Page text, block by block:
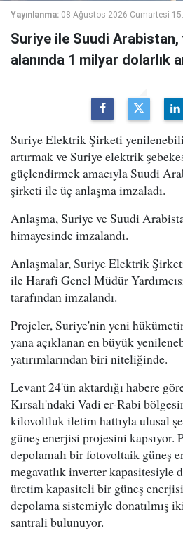
Yayınlanma: 08 Ağustos 2026 Cumartesi
Suriye ile Suudi
alanında 1 milyar dolarlık
Suriye Elektrik Şirketi
artırmak ve Suriye elektrik
güçlendirmek amacıyla Suudi
şirketi ile üç anlaşma imzaladı.
Anlaşma, Suriye ve Suudi
himayesinde imzalandı.
Anlaşmalar, Suriye Elektrik
ile Harafi Genel Müdür
tarafından imzalandı.
Projeler, Suriye'nin yeni
yana açıklanan en büyük
yatırımlarından biri niteliğinde.
Levant 24'ün aktardığı habere
Kırsalı'ndaki Vadi er-Rabi
kilovoltluk iletim hattıyla ulusal
güneş enerjisi projesini kapsıyor.
depolamalı bir fotovoltaik güneş
megavatlık inverter kapasitesiyle
üretim kapasiteli bir güneş
depolama sistemiyle donatılmış
santrali bulunuyor.